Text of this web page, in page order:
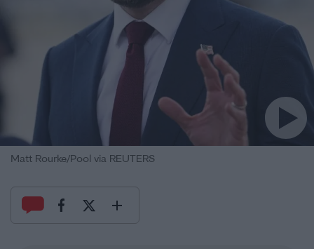
Matt Rourke/Pool via REUTERS